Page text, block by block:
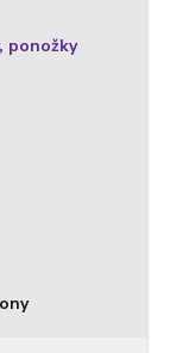
ponožky